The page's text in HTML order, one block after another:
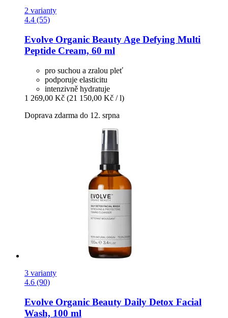
2 varianty
4.4 (55)
Evolve Organic Beauty Age Defying Multi
Peptide Cream, 60 ml
pro suchou a zralou pleť
podporuje elasticitu
intenzivně hydratuje
1 269,00 Kč (21 150,00 Kč / l)
Doprava zdarma do 12. srpna
3 varianty
4.6 (90)
Evolve Organic Beauty Daily Detox Facial
Wash, 100 ml